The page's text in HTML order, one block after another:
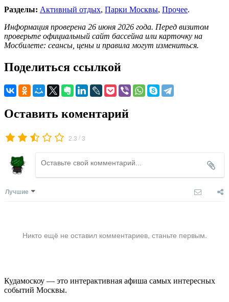
Разделы: Активный отдых, Парки Москвы, Прочее.
Информация проверена 26 июня 2026 года. Перед визитом
проверьте официальный сайт бассейна или карточку на
Мосбилете: сеансы, цены и правила могут измениться.
Поделиться ссылкой
Оставить коментарий
2.3 /3
Лучшие
Никто ещё не оставил комментариев, станьте первым.
Кудамоскоу — это интерактивная афиша самых интересных
событий Москвы.